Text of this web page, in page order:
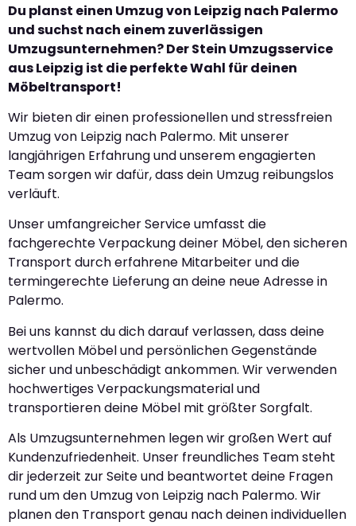
Du planst einen Umzug von Leipzig nach Palermo
und suchst nach einem zuverlässigen
Umzugsunternehmen? Der Stein Umzugsservice
aus Leipzig ist die perfekte Wahl für deinen
Möbeltransport!
Wir bieten dir einen professionellen und stressfreien
Umzug von Leipzig nach Palermo. Mit unserer
langjährigen Erfahrung und unserem engagierten
Team sorgen wir dafür, dass dein Umzug reibungslos
verläuft.
Unser umfangreicher Service umfasst die
fachgerechte Verpackung deiner Möbel, den sicheren
Transport durch erfahrene Mitarbeiter und die
termingerechte Lieferung an deine neue Adresse in
Palermo.
Bei uns kannst du dich darauf verlassen, dass deine
wertvollen Möbel und persönlichen Gegenstände
sicher und unbeschädigt ankommen. Wir verwenden
hochwertiges Verpackungsmaterial und
transportieren deine Möbel mit größter Sorgfalt.
Als Umzugsunternehmen legen wir großen Wert auf
Kundenzufriedenheit. Unser freundliches Team steht
dir jederzeit zur Seite und beantwortet deine Fragen
rund um den Umzug von Leipzig nach Palermo. Wir
planen den Transport genau nach deinen individuellen